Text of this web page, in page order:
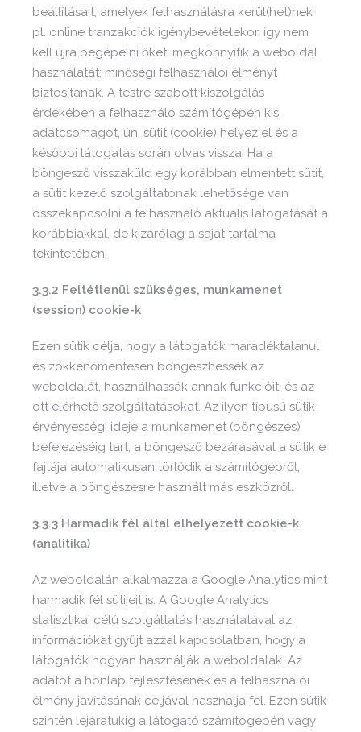
beállításait, amelyek felhasználásra kerül(het)nek
pl. online tranzakciók igénybevételekor, így nem
kell újra begépelni őket; megkönnyítik a weboldal
használatát; minőségi felhasználói élményt
biztosítanak. A testre szabott kiszolgálás
érdekében a felhasználó számítógépén kis
adatcsomagot, ún. sütit (cookie) helyez el és a
későbbi látogatás során olvas vissza. Ha a
böngésző visszaküld egy korábban elmentett sütit,
a sütit kezelő szolgáltatónak lehetősége van
összekapcsolni a felhasználó aktuális látogatását a
korábbiakkal, de kizárólag a saját tartalma
tekintetében.
3.3.2 Feltétlenül szükséges, munkamenet
(session) cookie-k
Ezen sütik célja, hogy a látogatók maradéktalanul
és zökkenőmentesen böngészhessék az
weboldalát, használhassák annak funkcióit, és az
ott elérhető szolgáltatásokat. Az ilyen típusú sütik
érvényességi ideje a munkamenet (böngészés)
befejezéséig tart, a böngésző bezárásával a sütik e
fajtája automatikusan törlődik a számítógépről,
illetve a böngészésre használt más eszközről.
3.3.3 Harmadik fél által elhelyezett cookie-k
(analitika)
Az weboldalán alkalmazza a Google Analytics mint
harmadik fél sütijeit is. A Google Analytics
statisztikai célú szolgáltatás használatával az
információkat gyűjt azzal kapcsolatban, hogy a
látogatók hogyan használják a weboldalak. Az
adatot a honlap fejlesztésének és a felhasználói
élmény javításának céljával használja fel. Ezen sütik
szintén lejáratukig a látogató számítógépén vagy